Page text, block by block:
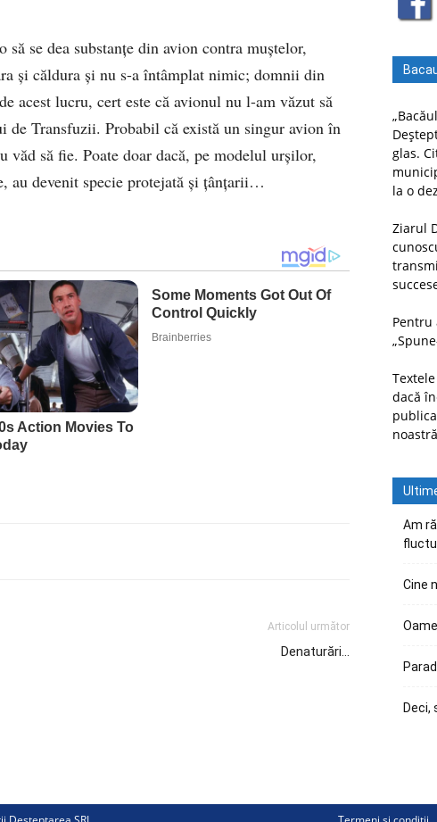
se dea substanțe din avion contra muștelor,
și căldura și nu s-a întâmplat nimic; domnii din
acest lucru, cert este că avionul nu l-am văzut să
de Transfuzii. Probabil că există un singur avion în
să fie. Poate doar dacă, pe modelul urșilor,
au devenit specie protejată și țânțarii…
Articolul următor
Denaturări…
glas.
la o
Ziarul
Pentru
dacă
Am
Cine
Deci,